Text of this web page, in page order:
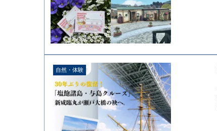
自然・体験